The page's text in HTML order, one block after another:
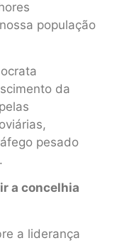
população
da
pesado
a concelhia
a liderança